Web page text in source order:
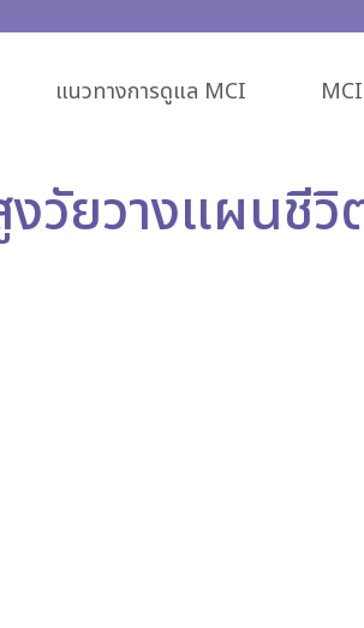
แนวทางการดูแล MCI
วัยวางแผนชีวิ